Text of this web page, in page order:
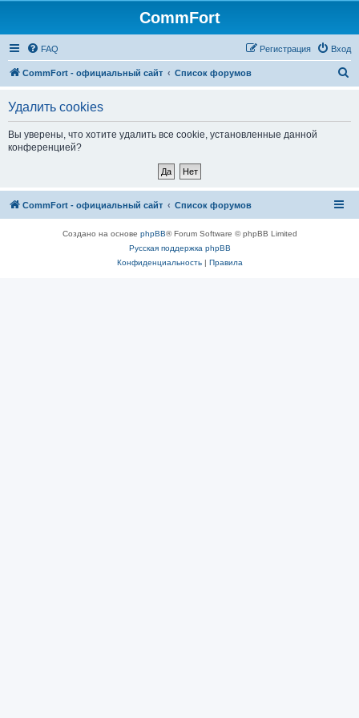
CommFort
FAQ Вход
Регистрация
CommFort - официальный сайт Список форумов
Удалить cookies
Вы уверены, что хотите удалить все cookie, установленные данной
конференцией?
CommFort - официальный сайт Список форумов
Создано на основе phpBB® Forum Software © phpBB Limited
Русская поддержка phpBB
Конфиденциальность| Правила